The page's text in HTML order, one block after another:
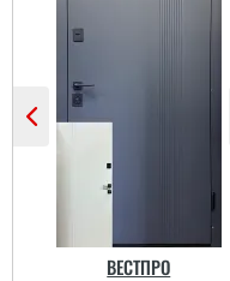
ВЕСТПРО